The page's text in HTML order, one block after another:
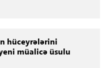
hüceyrələrini
müalicə üsulu